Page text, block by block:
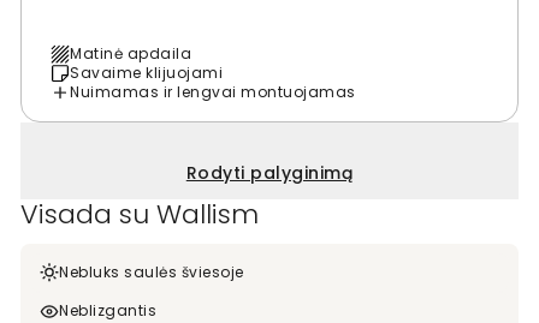
Matinė apdaila
Savaime klijuojami
Nuimamas ir lengvai montuojamas
Rodyti palyginimą
Visada su Wallism
Nebluks saulės šviesoje
Neblizgantis